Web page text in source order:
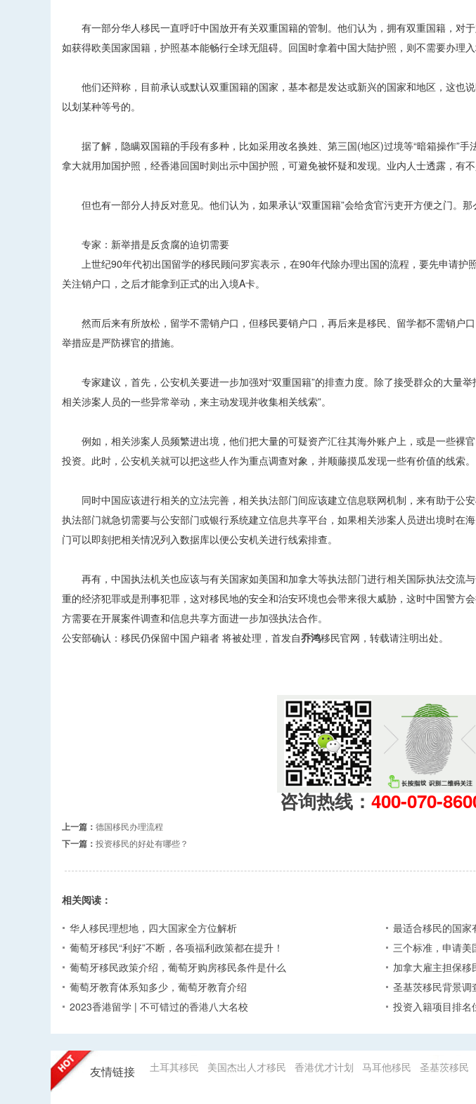
有一部分华人移民一直呼吁中国放开有关双重国籍的管制。他们认为，拥有双重国籍，对
如获得欧美国家国籍，护照基本能畅行全球无阻碍。回国时拿着中国大陆护照，则不需要办理入
他们还辩称，目前承认或默认双重国籍的国家，基本都是发达或新兴的国家和地区，这也
以划某种等号的。
据了解，隐瞒双国籍的手段有多种，比如采用改名换姓、第三国(地区)过境等“暗箱操作”手
拿大就用加国护照，经香港回国时则出示中国护照，可避免被怀疑和发现。业内人士透露，有
但也有一部分人持反对意见。他们认为，如果承认“双重国籍”会给贪官污吏开方便之门。那
专家：新举措是反贪腐的迫切需要
上世纪90年代初出国留学的移民顾问罗宾表示，在90年代除办理出国的流程，要先申请护
关注销户口，之后才能拿到正式的出入境A卡。
然而后来有所放松，留学不需销户口，但移民要销户口，再后来是移民、留学都不需销户
举措应是严防裸官的措施。
专家建议，首先，公安机关要进一步加强对“双重国籍”的排查力度。除了接受群众的大量举
相关涉案人员的一些异常举动，来主动发现并收集相关线索”。
例如，相关涉案人员频繁进出境，他们把大量的可疑资产汇往其海外账户上，或是一些裸
投资。此时，公安机关就可以把这些人作为重点调查对象，并顺藤摸瓜发现一些有价值的线索。
同时中国应该进行相关的立法完善，相关执法部门间应该建立信息联网机制，来有助于公
执法部门就急切需要与公安部门或银行系统建立信息共享平台，如果相关涉案人员进出境时在
门可以即刻把相关情况列入数据库以便公安机关进行线索排查。
再有，中国执法机关也应该与有关国家如美国和加拿大等执法部门进行相关国际执法交流
重的经济犯罪或是刑事犯罪，这对移民地的安全和治安环境也会带来很大威胁，这时中国警方
方需要在开展案件调查和信息共享方面进一步加强执法合作。
公安部确认：移民仍保留中国户籍者 将被处理，首发自乔鸿移民官网，转载请注明出处。
咨询热线： 400-070-
上一篇： 德国移民办理流程
下一篇： 投资移民的好处有哪些？
相关阅读：
华人移民理想地，四大国家全方位解析
最适合移民的国家
葡萄牙移民“利好”不断，各项福利政策都在提升！
三个标准，申请美
葡萄牙移民政策介绍，葡萄牙购房移民条件是什么
加拿大雇主担保移
葡萄牙教育体系知多少，葡萄牙教育介绍
圣基茨移民背景调
2023香港留学 | 不可错过的香港八大名校
投资入籍项目排名
友情链接 土耳其移民 美国杰出人才移民 香港优才计划 马耳他移民 圣基茨移民